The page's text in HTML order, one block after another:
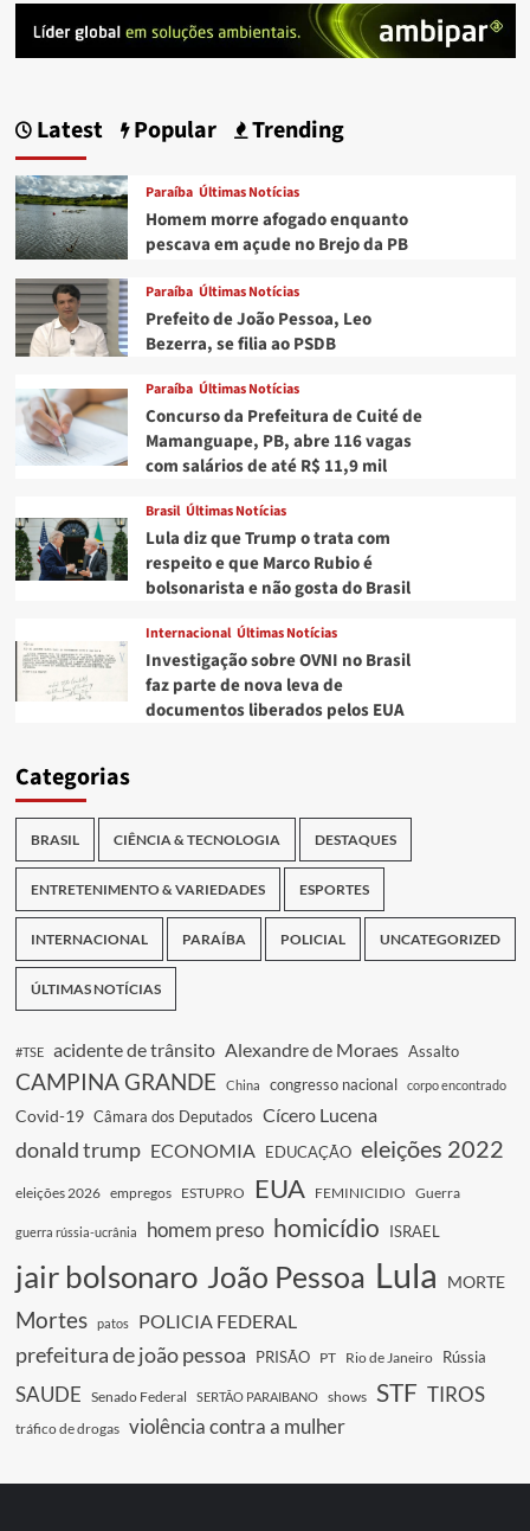
Latest Popular Trending
Paraíba Últimas Notícias
Homem morre afogado enquanto
pescava em açude no Brejo da PB
Paraíba Últimas Notícias
Prefeito de João Pessoa, Leo
Bezerra, se filia ao PSDB
Paraíba Últimas Notícias
Concurso da Prefeitura de Cuité de
Mamanguape, PB, abre 116 vagas
com salários de até R$ 11,9 mil
Brasil Últimas Notícias
Lula diz que Trump o trata com
respeito e que Marco Rubio é
bolsonarista e não gosta do Brasil
Internacional Últimas Notícias
Investigação sobre OVNI no Brasil
faz parte de nova leva de
documentos liberados pelos EUA
Categorias
BRASIL CIÊNCIA & TECNOLOGIA DESTAQUES
ENTRETENIMENTO & VARIEDADES ESPORTES
INTERNACIONAL PARAÍBA POLICIAL UNCATEGORIZED
ÚLTIMAS NOTÍCIAS
#TSE acidente de trânsito Alexandre de Moraes Assalto
CAMPINA GRANDE China congresso nacional corpo encontrado
Covid-19 Câmara dos Deputados Cícero Lucena
donald trump ECONOMIA EDUCAÇÃO eleições 2022
eleições 2026 empregos ESTUPRO EUA FEMINICIDIO Guerra
guerra rússia-ucrânia homem preso homicídio ISRAEL
jair bolsonaro João Pessoa Lula MORTE
Mortes patos POLICIA FEDERAL
prefeitura de joão pessoa PRISÃO PT Rio de Janeiro Rússia
SAUDE Senado Federal SERTÃO PARAIBANO shows STF TIROS
tráfico de drogas violência contra a mulher